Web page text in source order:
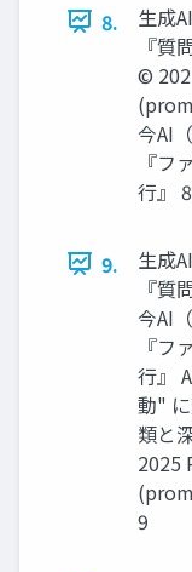
8.
生成
『質
©
今AI
『フ
行』 8
9.
生成
『質
今AI
『フ
行』
動"
類と
2025
9